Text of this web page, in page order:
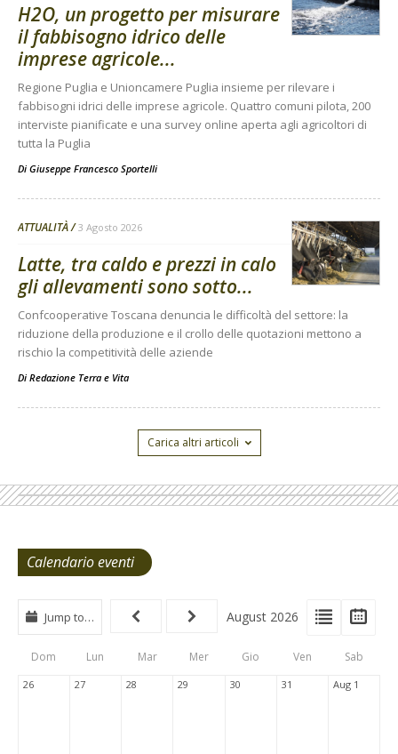
H2O, un progetto per misurare
il fabbisogno idrico delle
imprese agricole...
Regione Puglia e Unioncamere Puglia insieme per rilevare i
fabbisogni idrici delle imprese agricole. Quattro comuni pilota, 200
interviste pianificate e una survey online aperta agli agricoltori di
tutta la Puglia
Di Giuseppe Francesco Sportelli
ATTUALITÀ 3 Agosto 2026
Latte, tra caldo e prezzi in calo
gli allevamenti sono sotto...
Confcooperative Toscana denuncia le difficoltà del settore: la
riduzione della produzione e il crollo delle quotazioni mettono a
rischio la competitività delle aziende
Di Redazione Terra e Vita
Carica altri articoli
Calendario eventi
View
Type
Tabs
View
List
Jump to… August 2026
Dom Lun Mar Mer Gio Ven Sab
26 27 28 29 30 31 Aug 1